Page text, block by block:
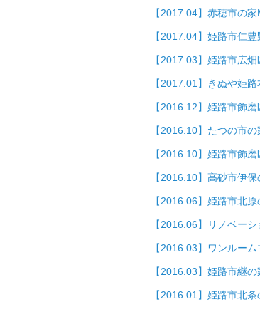
【2017.04】赤穂市の
【2017.04】姫路市仁
【2017.03】姫路市広
【2017.01】きぬや姫路
【2016.12】姫路市飾
【2016.10】たつの市
【2016.10】姫路市飾
【2016.10】高砂市伊
【2016.06】姫路市北
【2016.06】リノベーシ
【2016.03】ワンルー
【2016.03】姫路市継
【2016.01】姫路市北